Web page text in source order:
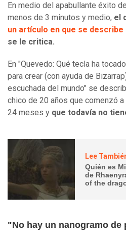
En medio del apabullante éxito
menos de 3 minutos y medio, el
un artículo en que se describe
se le critica.
En "Quevedo: Qué tecla ha
para crear (con ayuda de
escuchada del mundo" se
chico de 20 años que comenzó
24 meses y que todavía no
Lee
Quién es
de
of the
"No hay un nanogramo de